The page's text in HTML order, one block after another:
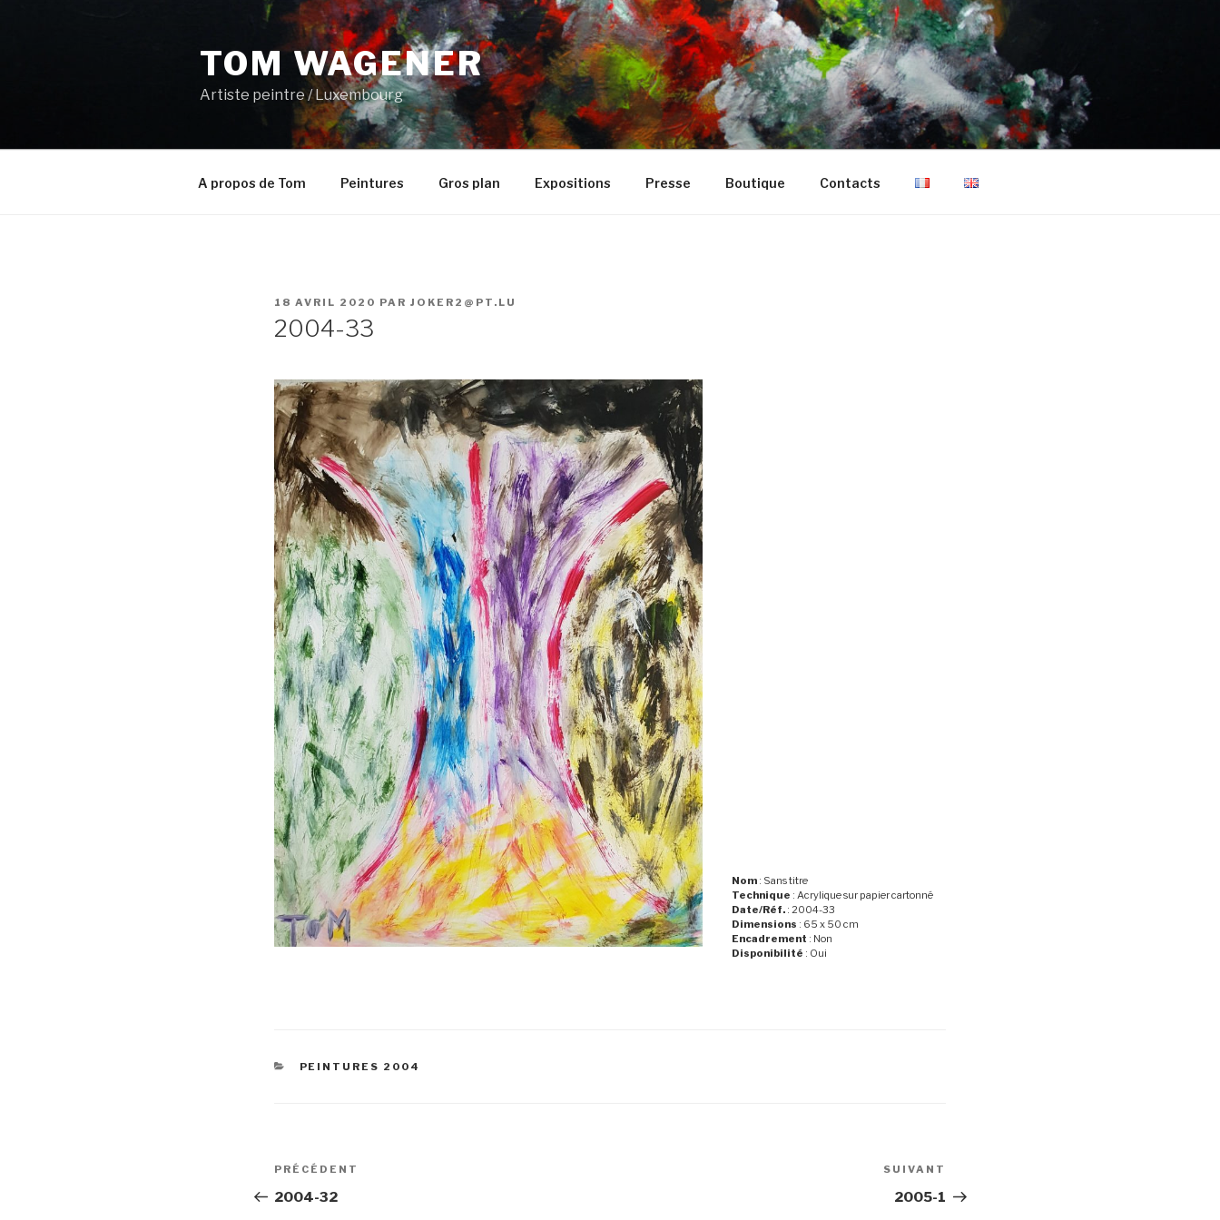
TOM WAGENER
Artiste peintre / Luxembourg
A propos de Tom Peintures Gros plan Expositions Presse Boutique Contacts
PUBLIÉ
18 AVRIL 2020 PAR JOKER2@PT.LU
2004-33
Nom : Sans titre
Technique : Acrylique sur papier cartonné
Date/Réf. : 2004-33
Dimensions : 65 x 50 cm
Encadrement : Non
Disponibilité : Oui
CATÉGORIES
PEINTURES 2004
Navigation
de
Article
précédent
PRÉCÉDENT
2004-32
suivant
SUIVANT
2005-1